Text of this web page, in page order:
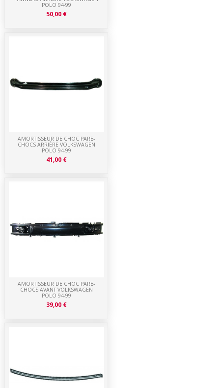
AMORTISSEUR DE CHOC PARE-
CHOCS AVANT VOLKSWAGEN
POLO 94-99
39,00 €
AMORTISSEUR DE CHOC PARE-
CHOCS ARRIÈRE VOLKSWAGEN
POLO 94-99
41,00 €
POLO 94-99
50,00 €